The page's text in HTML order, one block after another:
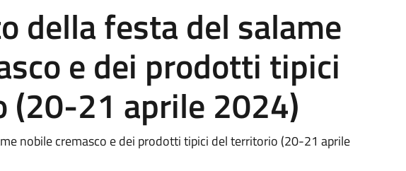
della festa del salame
e dei prodotti tipici
(20-21 aprile 2024)
nobile cremasco e dei prodotti tipici del territorio (20-21 aprile